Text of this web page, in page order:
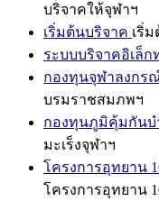
บริจาคให้จุฬาฯ
เริ่มต้นบริจาค เริ่
ระบบบริจาคอิเล็
กองทุนจุฬาลงกร
บรมราชสมภพฯ
กองทุนภูมิคุ้มกันบ
มะเร็งจุฬาฯ
โครงการอุทยาน
โครงการอุทยาน